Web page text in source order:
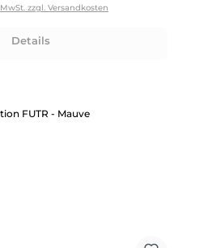
zzgl. Versandkosten
Details